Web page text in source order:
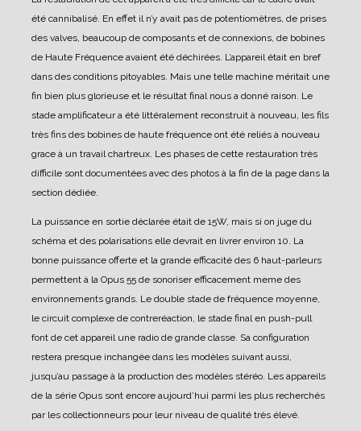
été cannibalisé. En effet il n’y avait pas de potentiomètres, de prises
des valves, beaucoup de composants et de connexions, de bobines
de Haute Fréquence avaient été déchirées. L’appareil était en bref
dans des conditions pitoyables. Mais une telle machine méritait une
fin bien plus glorieuse et le résultat final nous a donné raison. Le
stade amplificateur a été littéralement reconstruit à nouveau, les fils
très fins des bobines de haute fréquence ont été reliés à nouveau
grace à un travail chartreux. Les phases de cette restauration très
difficile sont documentées avec des photos à la fin de la page dans la
section dédiée.
La puissance en sortie déclarée était de 15W, mais si on juge du
schéma et des polarisations elle devrait en livrer environ 10. La
bonne puissance offerte et la grande efficacité des 6 haut-parleurs
permettent à la Opus 55 de sonoriser efficacement meme des
environnements grands. Le double stade de fréquence moyenne,
le circuit complexe de contreréaction, le stade final en push-pull
font de cet appareil une radio de grande classe. Sa configuration
restera presque inchangée dans les modèles suivant aussi,
jusqu’au passage à la production des modèles stéréo. Les appareils
de la série Opus sont encore aujourd’hui parmi les plus recherchés
par les collectionneurs pour leur niveau de qualité très élevé.